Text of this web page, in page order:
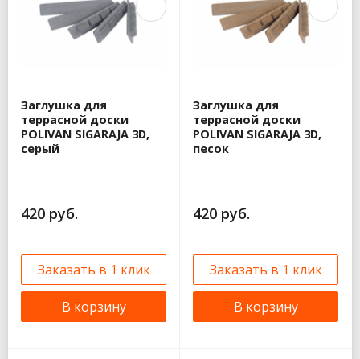
Заглушка для
террасной доски
POLIVAN SIGARAJA 3D,
серый
420 руб.
Заказать в 1 клик
В корзину
Заглушка для
террасной доски
POLIVAN SIGARAJA 3D,
песок
420 руб.
Заказать в 1 клик
В корзину